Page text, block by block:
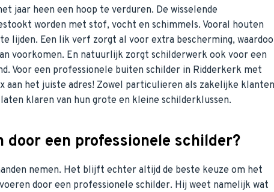
jaar heen een hoop te verduren. De wisselende
worden met stof, vocht en schimmels. Vooral houten
lijden. Een lik verf zorgt al voor extra bescherming,
voorkomen. En natuurlijk zorgt schilderwerk ook voor een
Voor een professionele buiten schilder in Ridderkerk met
aan het juiste adres! Zowel particulieren als zakelijke klanten
klaren van hun grote en kleine schilderklussen.
door een professionele schilder?
nemen. Het blijft echter altijd de beste keuze om het
door een professionele schilder. Hij weet namelijk wat